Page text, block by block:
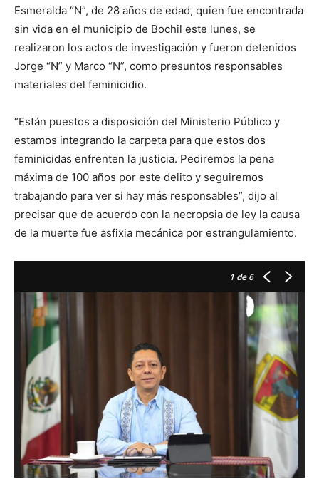
Esmeralda “N”, de 28 años de edad, quien fue encontrada
sin vida en el municipio de Bochil este lunes, se
realizaron los actos de investigación y fueron detenidos
Jorge “N” y Marco “N”, como presuntos responsables
materiales del feminicidio.
“Están puestos a disposición del Ministerio Público y
estamos integrando la carpeta para que estos dos
feminicidas enfrenten la justicia. Pediremos la pena
máxima de 100 años por este delito y seguiremos
trabajando para ver si hay más responsables”, dijo al
precisar que de acuerdo con la necropsia de ley la causa
de la muerte fue asfixia mecánica por estrangulamiento.
1 de 6